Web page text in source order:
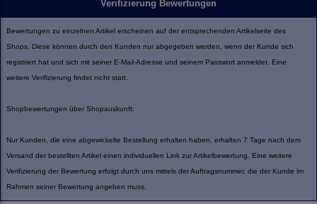
Verifizierung Bewertungen
Bewertungen zu einzelnen Artikel erscheinen auf der entsprechenden Artikelseite des
Shops. Diese können durch den Kunden nur abgegeben werden, wenn der Kunde sich
registriert hat und sich mit seiner E-Mail-Adresse und seinem Passwort anmeldet. Eine
weitere Verifizierung findet nicht statt.
Shopbewertungen über Shopauskunft:
Nur Kunden, die eine abgewickelte Bestellung erhalten haben, erhalten 7 Tage nach dem
Versand der bestellten Artikel einen individuellen Link zur Artikelbewertung. Eine weitere
Verifizierung der Bewertung erfolgt durch uns mittels der Auftragsnummer, die der Kunde im
Rahmen seiner Bewertung angeben muss.